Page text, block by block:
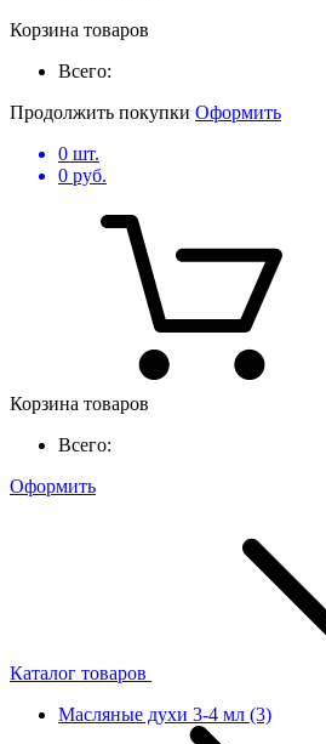
Корзина товаров
Всего:
Продолжить покупки Оформить
0 шт.
0 руб.
Корзина товаров
Всего:
Оформить
Каталог товаров
Масляные духи 3-4 мл (3)